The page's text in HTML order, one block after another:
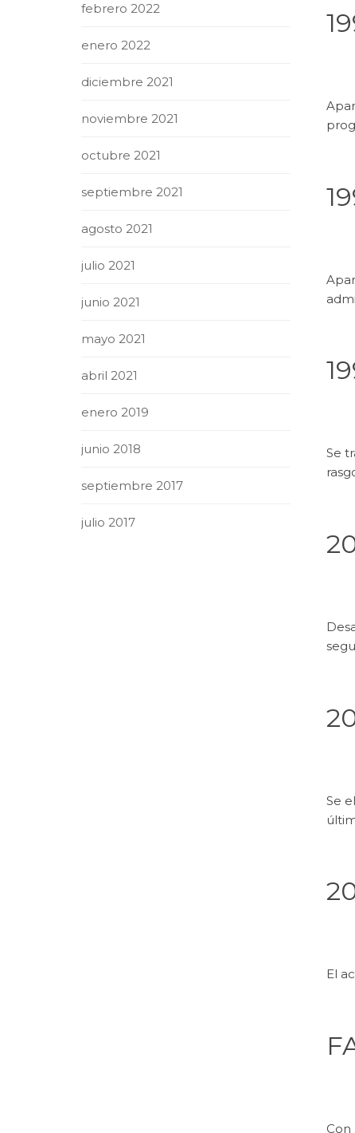
Se
Se
El
Con
febrero 2022
enero 2022
diciembre 2021
noviembre 2021
octubre 2021
septiembre 2021
agosto 2021
julio 2021
junio 2021
mayo 2021
abril 2021
enero 2019
junio 2018
septiembre 2017
julio 2017